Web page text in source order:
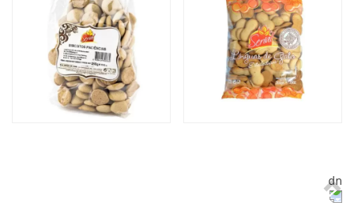
MADALENAS DE
CHOCOLATE
BISCOITO
CHAMPANHE